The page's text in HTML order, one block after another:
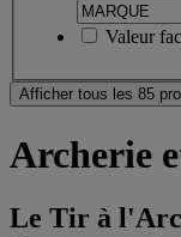
Valeur
Afficher tous les 85
Archerie
Le Tir à